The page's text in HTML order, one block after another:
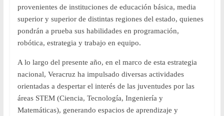
provenientes de instituciones de educación básica, media
superior y superior de distintas regiones del estado, quienes
pondrán a prueba sus habilidades en programación,
robótica, estrategia y trabajo en equipo.
A lo largo del presente año, en el marco de esta estrategia
nacional, Veracruz ha impulsado diversas actividades
orientadas a despertar el interés de las juventudes por las
áreas STEM (Ciencia, Tecnología, Ingeniería y
Matemáticas), generando espacios de aprendizaje y